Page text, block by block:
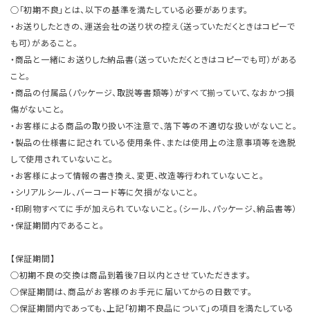
○「初期不良」とは、以下の基準を満たしている必要があります。
・お送りしたときの、運送会社の送り状の控え（送っていただくときはコピーで
も可）があること。
・商品と一緒にお送りした納品書（送っていただくときはコピーでも可）がある
こと。
・商品の付属品（パッケージ、取説等書類等）がすべて揃っていて、なおかつ損
傷がないこと。
・お客様による商品の取り扱い不注意で、落下等の不適切な扱いがないこと。
・製品の仕様書に記されている使用条件、または使用上の注意事項等を逸脱
して使用されていないこと。
・お客様によって情報の書き換え、変更、改造等行われていないこと。
・シリアルシール、バーコード等に欠損がないこと。
・印刷物すべてに手が加えられていないこと。（シール、パッケージ、納品書等）
・保証期間内であること。
【保証期間】
○初期不良の交換は商品到着後7日以内とさせていただきます。
○保証期間は、商品がお客様のお手元に届いてからの日数です。
○保証期間内であっても、上記「初期不良品について」の項目を満たしている